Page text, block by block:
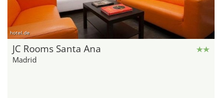
hotel.de
JC Rooms Santa Ana
Madrid